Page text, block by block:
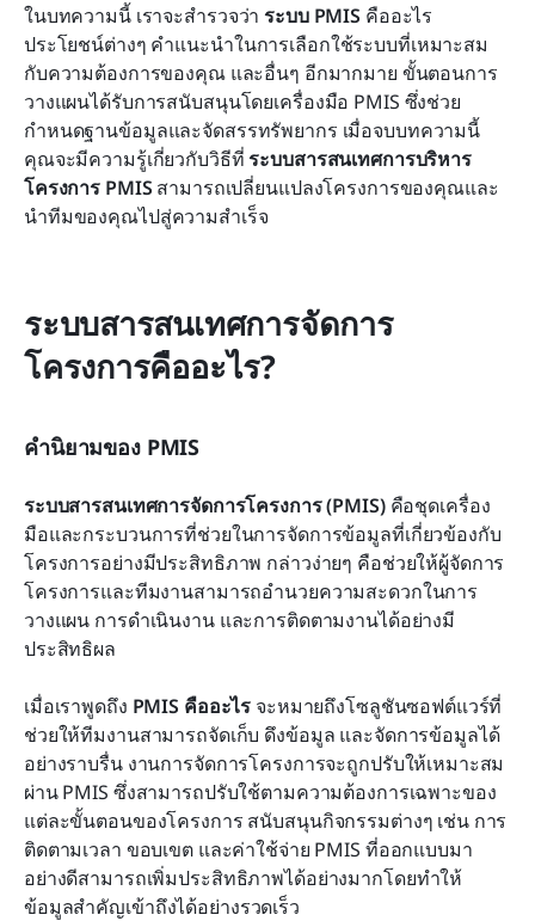
ในบทความนี้ เราจะสำรวจว่า ระบบ PMIS คืออะไร
ประโยชน์ต่างๆ คำแนะนำในการเลือกใช้ระบบที่เหมาะสม
กับความต้องการของคุณ และอื่นๆ อีกมากมาย ขั้นตอนการ
วางแผนได้รับการสนับสนุนโดยเครื่องมือ PMIS ซึ่งช่วย
กำหนดฐานข้อมูลและจัดสรรทรัพยากร เมื่อจบบทความนี้
คุณจะมีความรู้เกี่ยวกับวิธีที่ ระบบสารสนเทศการบริหาร
โครงการ PMIS สามารถเปลี่ยนแปลงโครงการของคุณและ
นำทีมของคุณไปสู่ความสำเร็จ
ระบบสารสนเทศการจัดการ
โครงการคืออะไร?
คำนิยามของ PMIS
ระบบสารสนเทศการจัดการโครงการ (PMIS) คือชุดเครื่อง
มือและกระบวนการที่ช่วยในการจัดการข้อมูลที่เกี่ยวข้องกับ
โครงการอย่างมีประสิทธิภาพ กล่าวง่ายๆ คือช่วยให้ผู้จัดการ
โครงการและทีมงานสามารถอำนวยความสะดวกในการ
วางแผน การดำเนินงาน และการติดตามงานได้อย่างมี
ประสิทธิผล
เมื่อเราพูดถึง PMIS คืออะไร จะหมายถึงโซลูชันซอฟต์แวร์ที่
ช่วยให้ทีมงานสามารถจัดเก็บ ดึงข้อมูล และจัดการข้อมูลได้
อย่างราบรื่น งานการจัดการโครงการจะถูกปรับให้เหมาะสม
ผ่าน PMIS ซึ่งสามารถปรับใช้ตามความต้องการเฉพาะของ
แต่ละขั้นตอนของโครงการ สนับสนุนกิจกรรมต่างๆ เช่น การ
ติดตามเวลา ขอบเขต และค่าใช้จ่าย PMIS ที่ออกแบบมา
อย่างดีสามารถเพิ่มประสิทธิภาพได้อย่างมากโดยทำให้
ข้อมูลสำคัญเข้าถึงได้อย่างรวดเร็ว